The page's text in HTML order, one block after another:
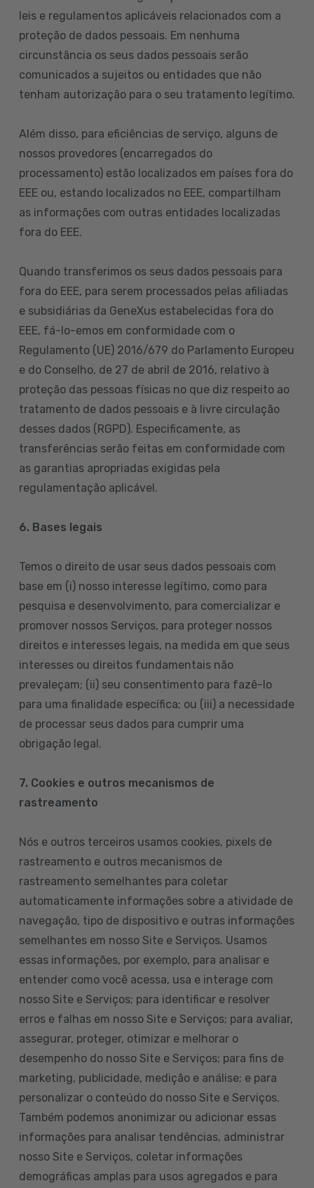
leis e regulamentos aplicáveis relacionados com a
proteção de dados pessoais. Em nenhuma
circunstância os seus dados pessoais serão
comunicados a sujeitos ou entidades que não
tenham autorização para o seu tratamento legítimo.
Além disso, para eficiências de serviço, alguns de
nossos provedores (encarregados do
processamento) estão localizados em países fora do
EEE ou, estando localizados no EEE, compartilham
as informações com outras entidades localizadas
fora do EEE.
Quando transferimos os seus dados pessoais para
fora do EEE, para serem processados pelas afiliadas
e subsidiárias da GeneXus estabelecidas fora do
EEE, fá-lo-emos em conformidade com o
Regulamento (UE) 2016/679 do Parlamento Europeu
e do Conselho, de 27 de abril de 2016, relativo à
proteção das pessoas físicas no que diz respeito ao
tratamento de dados pessoais e à livre circulação
desses dados (RGPD). Especificamente, as
transferências serão feitas em conformidade com
as garantias apropriadas exigidas pela
regulamentação aplicável.
6. Bases legais
Temos o direito de usar seus dados pessoais com
base em (i) nosso interesse legítimo, como para
pesquisa e desenvolvimento, para comercializar e
promover nossos Serviços, para proteger nossos
direitos e interesses legais, na medida em que seus
interesses ou direitos fundamentais não
prevaleçam; (ii) seu consentimento para fazê-lo
para uma finalidade específica; ou (iii) a necessidade
de processar seus dados para cumprir uma
obrigação legal.
7. Cookies e outros mecanismos de
rastreamento
Nós e outros terceiros usamos cookies, pixels de
rastreamento e outros mecanismos de
rastreamento semelhantes para coletar
automaticamente informações sobre a atividade de
navegação, tipo de dispositivo e outras informações
semelhantes em nosso Site e Serviços. Usamos
essas informações, por exemplo, para analisar e
entender como você acessa, usa e interage com
nosso Site e Serviços; para identificar e resolver
erros e falhas em nosso Site e Serviços; para avaliar,
assegurar, proteger, otimizar e melhorar o
desempenho do nosso Site e Serviços; para fins de
marketing, publicidade, medição e análise; e para
personalizar o conteúdo do nosso Site e Serviços.
Também podemos anonimizar ou adicionar essas
informações para analisar tendências, administrar
nosso Site e Serviços, coletar informações
demográficas amplas para usos agregados e para